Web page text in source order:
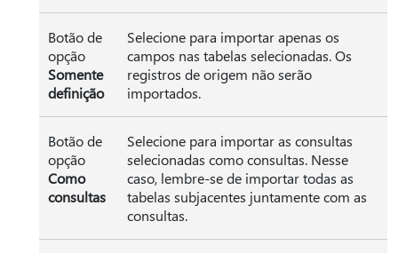
Botão de
opção
Somente
definição
Selecione para importar apenas os
campos nas tabelas selecionadas. Os
registros de origem não serão
importados.
Botão de
opção
Como
consultas
Selecione para importar as consultas
selecionadas como consultas. Nesse
caso, lembre-se de importar todas as
tabelas subjacentes juntamente com as
consultas.